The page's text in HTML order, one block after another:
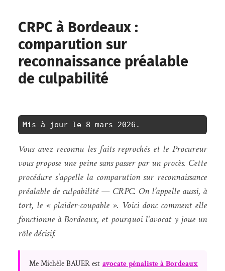
CRPC à Bordeaux :
comparution sur
reconnaissance préalable
de culpabilité
Mis à jour le 8 mars 2026.
Vous avez reconnu les faits reprochés et le Procureur
vous propose une peine sans passer par un procès. Cette
procédure s’appelle la comparution sur reconnaissance
préalable de culpabilité — CRPC. On l’appelle aussi, à
tort, le « plaider-coupable ». Voici donc comment elle
fonctionne à Bordeaux, et pourquoi l’avocat y joue un
rôle décisif.
Me Michèle BAUER est avocate pénaliste à Bordeaux